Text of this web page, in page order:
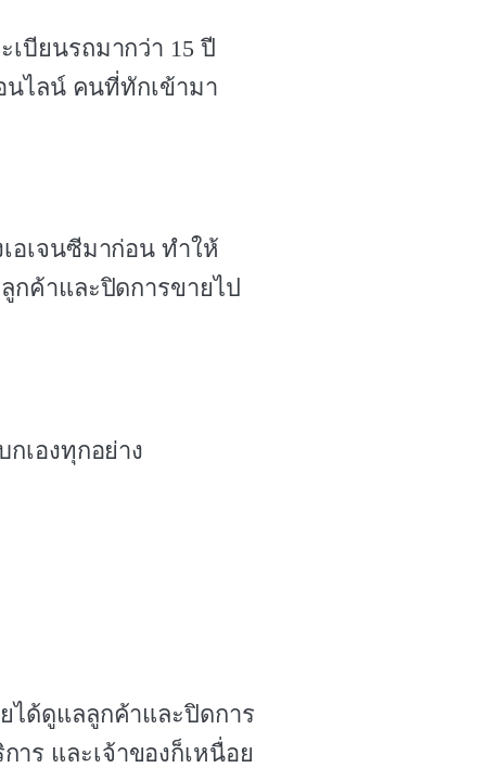
บียนรถมากว่า 15 ปี
นไลน์ คนที่ทักเข้ามา
อเจนซีมาก่อน ทำให้
กค้าและปิดการขายไป
เองทุกอย่าง
ได้ดูแลลูกค้าและปิดการ
ร และเจ้าของก็เหนื่อย